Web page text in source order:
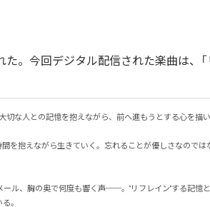
た。今回デジタル配信された楽曲は、「
切な人との記憶を抱えながら、前へ進もうとする心を描
を抱えながら生きていく。忘れることが優しさなのでは
ル、胸の奥で何度も響く声──。"リフレイン"する記憶
。